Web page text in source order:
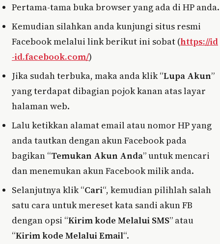
Pertama-tama buka browser yang ada di HP anda.
Kemudian silahkan anda kunjungi situs resmi
Facebook melalui link berikut ini sobat (https://id
-id.facebook.com/)
Jika sudah terbuka, maka anda klik “Lupa Akun”
yang terdapat dibagian pojok kanan atas layar
halaman web.
Lalu ketikkan alamat email atau nomor HP yang
anda tautkan dengan akun Facebook pada
bagikan “Temukan Akun Anda” untuk mencari
dan menemukan akun Facebook milik anda.
Selanjutnya klik “Cari“, kemudian pilihlah salah
satu cara untuk mereset kata sandi akun FB
dengan opsi “Kirim kode Melalui SMS” atau
“Kirim kode Melalui Email“.